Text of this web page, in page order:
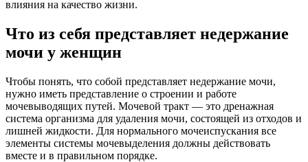
влияния на качество жизни.
Что из себя представляет недержание
мочи у женщин
Чтобы понять, что собой представляет недержание мочи,
нужно иметь представление о строении и работе
мочевыводящих путей. Мочевой тракт — это дренажная
система организма для удаления мочи, состоящей из отходов и
лишней жидкости. Для нормального мочеиспускания все
элементы системы мочевыделения должны действовать
вместе и в правильном порядке.